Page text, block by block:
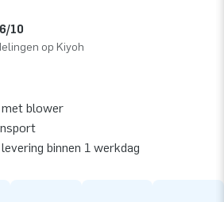
10
op Kiyoh
blower
binnen 1 werkdag